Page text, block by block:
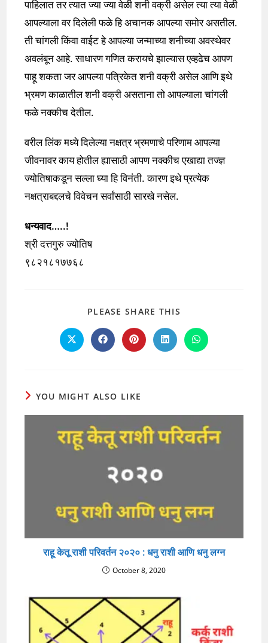
पाहिलात तर त्यात ज्या ज्या वेळी शनी वक्री असेल त्या त्या वेळी
आपल्याला वर दिलेली फळे हि अचानक आपल्या समोर असतील.
ती चांगली किंवा वाईट हे आपल्या जन्माच्या शनीच्या अवस्थेवर
अवलंबून आहे. साधारण गणित करायचे झाल्यास एव्हढेच आपण
पाहू शकता जर आपल्या पत्रिकेत शनी वक्री असेल आणि इथे
भ्रमण काळातील शनी वक्री असताना तो आपल्याला चांगली
फळे नक्कीच देतील.
वरील लिंक मध्ये दिलेल्या नक्षत्र भ्रमणाचे परिणाम आपल्या
जीवनावर काय होतील ह्यासाठी आपण नक्कीच एखाद्या तज्ज्ञ
ज्योतिषाकडून सल्ला घ्या हि विनंती. कारण इथे प्रत्येक
नक्षत्राबद्दलचे विवेचन सर्वांसाठी सारखे नसेल.
धन्यवाद…..!
श्री दत्तगुरु ज्योतिष
९८२१८१७७६८
PLEASE SHARE THIS
CONTENT
Opens
in
Opens
in
Opens
in
Opens
in
Opens
in
YOU MIGHT ALSO LIKE
राहू केतू राशी परिवर्तन २०२० : धनु राशी आणि धनु लग्न
October 8, 2020